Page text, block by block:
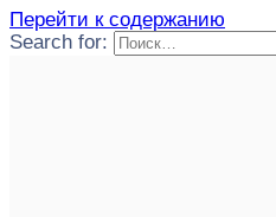
Перейти к содержанию
Search for: